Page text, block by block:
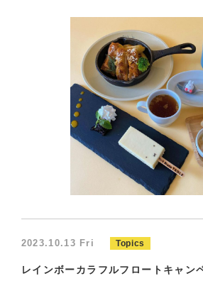
2023.10.13 Fri Topics
レインボーカラフルフロートキャン